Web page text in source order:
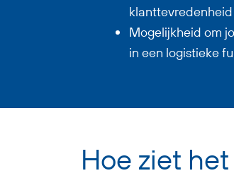
Mogelijkheid om
in een logistieke
Hoe ziet